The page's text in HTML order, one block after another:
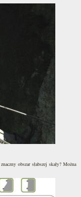
obszar słabszej skały? Można